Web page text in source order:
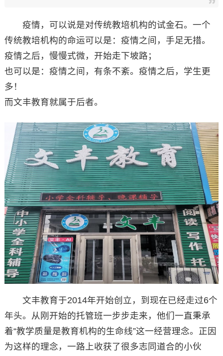
疫情，可以说是对传统教培机构的试金石。一个
传统教培机构的命运可以是：疫情之间，手足无措。
疫情之后，慢慢式微，开始走下坡路；
也可以是：疫情之间，有条不紊。疫情之后，学生更
多！
而文丰教育就属于后者。
文丰教育于2014年开始创立，到现在已经走过6个
年头。从刚开始的托管班一步步走来，他们一直秉承
着“教学质量是教育机构的生命线”这一经营理念。正因
为这样的理念，一路上收获了很多志同道合的小伙